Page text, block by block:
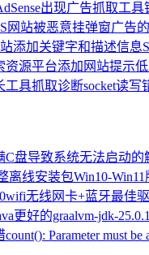
出现广告抓取工
网站被恶意挂弹窗广告
添加关键字和描述信息
资源平台添加网站提示
工具抓取诊断socket读写
C盘导致系统无法启动的
离线安装包Win10-Win11
无线网卡+蓝牙最佳
更好的graalvm-jdk-
Parameter must